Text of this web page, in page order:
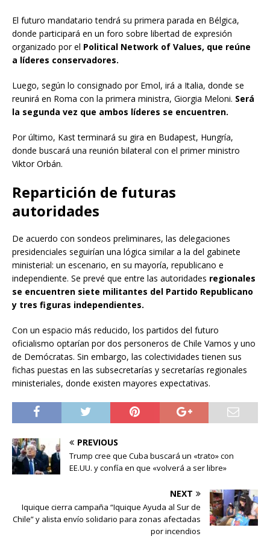
El futuro mandatario tendrá su primera parada en Bélgica,
donde participará en un foro sobre libertad de expresión
organizado por el Political Network of Values, que reúne
a líderes conservadores.
Luego, según lo consignado por Emol, irá a Italia, donde se
reunirá en Roma con la primera ministra, Giorgia Meloni. Será
la segunda vez que ambos líderes se encuentren.
Por último, Kast terminará su gira en Budapest, Hungría,
donde buscará una reunión bilateral con el primer ministro
Viktor Orbán.
Repartición de futuras
autoridades
De acuerdo con sondeos preliminares, las delegaciones
presidenciales seguirían una lógica similar a la del gabinete
ministerial: un escenario, en su mayoría, republicano e
independiente. Se prevé que entre las autoridades regionales
se encuentren siete militantes del Partido Republicano
y tres figuras independientes.
Con un espacio más reducido, los partidos del futuro
oficialismo optarían por dos personeros de Chile Vamos y uno
de Demócratas. Sin embargo, las colectividades tienen sus
fichas puestas en las subsecretarías y secretarías regionales
ministeriales, donde existen mayores expectativas.
PREVIOUS
Trump cree que Cuba buscará un «trato» con
EE.UU. y confía en que «volverá a ser libre»
NEXT
Iquique cierra campaña “Iquique Ayuda al Sur de
Chile” y alista envío solidario para zonas afectadas
por incendios